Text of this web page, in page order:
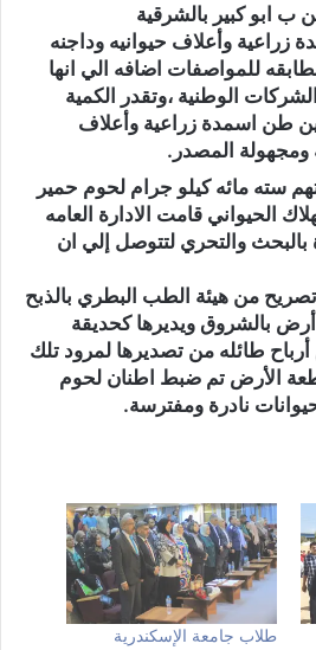
ابو كبير بالشرقية
زراعية وأعلاف حيوانيه وداجنه
للمواصفات اضافه الي انها
الوطنية ،وتقدر الكمية
طن اسمدة زراعية وأعلاف
ومجهولة المصدر.
سته مائه كيلو جرام لحوم حمير
الحيواني قامت الادارة العامه
بالبحث والتحري لتتوصل إلي ان
من هيئة الطب البطري بالذبح
أرض بالشروق ويديرها كحديقة
طائله من تصديرها لمرود تلك
الأرض تم ضبط اطنان لحوم
نادرة ومفترسة.
طلاب جامعة الإسكندرية